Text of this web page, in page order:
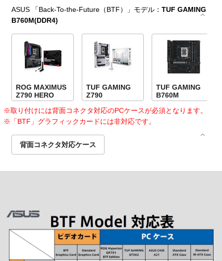
ASUS 「Back-To-the-Future（BTF）」モデル：TUF GAMING
B760M(DDR4)
ROG MAXIMUS
Z790 HERO
TUF GAMING
Z790
TUF GAMING
B760M
※取り付けには背面コネクタ対応のPCケースが必須となります。
※「BTF」グラフィックカードには非対応です。
背面コネクタ対応ケース